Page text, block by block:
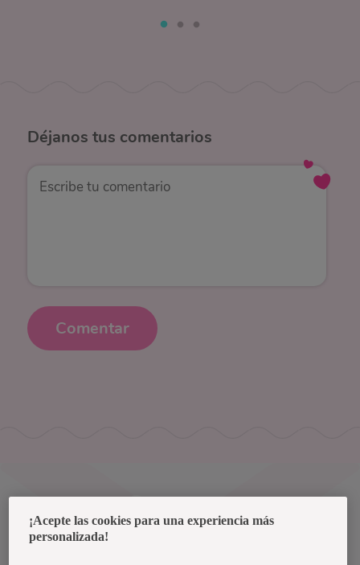
Déjanos tus comentarios
Comentar
¡Acepte las cookies para una experiencia más
personalizada!